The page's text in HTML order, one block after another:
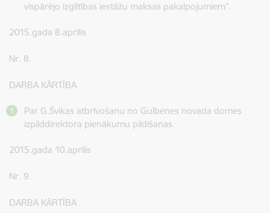
vispārējo izglītības iestāžu maksas pakalpojumiem”.
2015.gada 8.aprīlis
Nr. 8.
DARBA KĀRTĪBA
Par G.Švikas atbrīvošanu no Gulbenes novada domes
izpilddirektora pienākumu pildīšanas.
2015.gada 10.aprīlis
Nr. 9.
DARBA KĀRTĪBA